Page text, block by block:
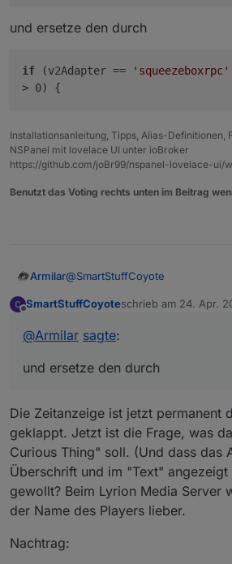
und ersetze den durch
if (v2Adapter == 'squeezeboxrpc'
> 0) {
Installationsanleitung, Tipps, Alias-Definitionen,
NSPanel mit lovelace UI unter ioBroker
https://github.com/joBr99/nspanel-lovelace-ui/
Benutzt das Voting rechts unten im Beitrag
Armilar@SmartStuffCoyote
Suche mal für einen Test nach:
und ersetze den durch
Offline
SmartStuffCoyoteschrieb am 24. Apr.
zuletzt editiert von
@Armilar sagte:
und ersetze den durch
Die Zeitanzeige ist jetzt permanent
geklappt. Jetzt ist die Frage, was
Curious Thing" soll. (Und dass das
Überschrift und im "Text"
gewollt? Beim Lyrion Media Server
der Name des Players lieber.
Nachtrag: